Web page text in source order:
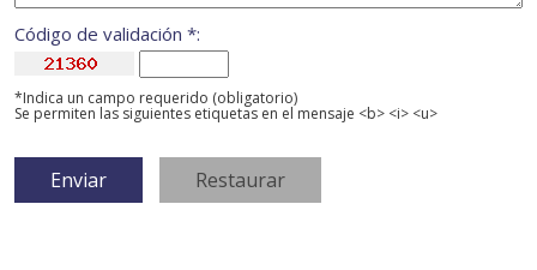
Código de validación *:
*Indica un campo requerido (obligatorio)
Se permiten las siguientes etiquetas en el mensaje <b> <i> <u>